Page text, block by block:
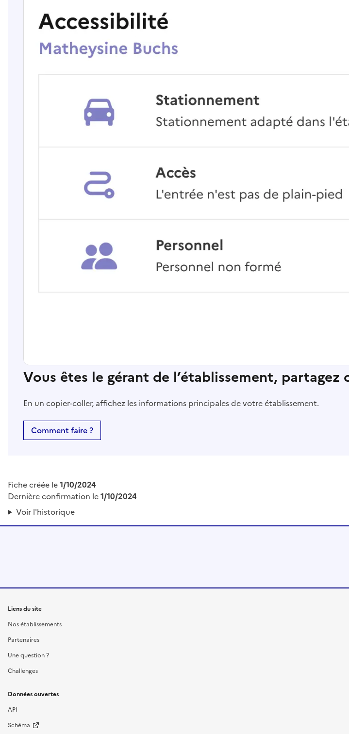
Vous êtes le gérant de l’établissement,
En un copier-coller, affichez les informations principales de votre établissement.
Comment faire ?
Fiche créée le1/10/2024
Dernière confirmation le1/10/2024
Voir l'historique
Liens du site
Nos établissements
Partenaires
Une question ?
Challenges
Données ouvertes
API
Schéma